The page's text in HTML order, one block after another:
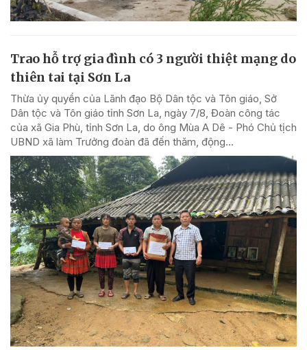
Trao hỗ trợ gia đình có 3 người thiệt mạng do
thiên tai tại Sơn La
Thừa ủy quyền của Lãnh đạo Bộ Dân tộc và Tôn giáo, Sở
Dân tộc và Tôn giáo tỉnh Sơn La, ngày 7/8, Đoàn công tác
của xã Gia Phù, tỉnh Sơn La, do ông Mùa A Dê - Phó Chủ tịch
UBND xã làm Trưởng đoàn đã đến thăm, động...